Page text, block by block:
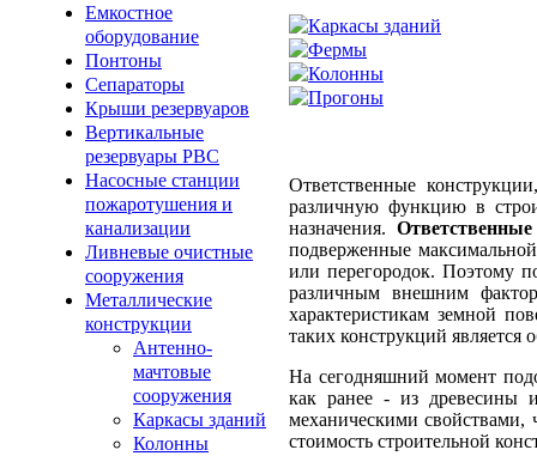
Емкостное
оборудование
Понтоны
Сепараторы
Крыши резервуаров
Вертикальные
резервуары РВС
Насосные станции
пожаротушения и
канализации
Ливневые очистные
сооружения
Металлические
конструкции
Антенно-
мачтовые
сооружения
Каркасы зданий
Колонны
Ответственные
различную функцию в
назначения.
подверженные
или перегородок. Поэтому
различным внешним
характеристикам земной
таких конструкций является
На сегодняшний момент
как ранее - из древесины
механическими свойствами,
стоимость строительной